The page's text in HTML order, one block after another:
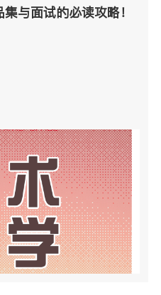
与面试的必读攻略！